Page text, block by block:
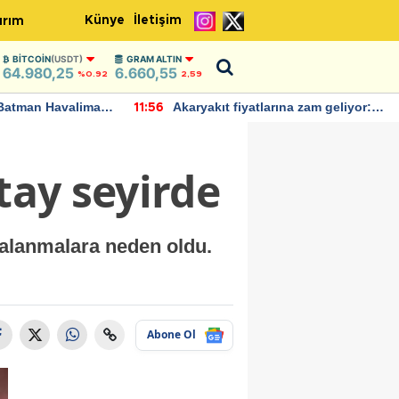
Künye İletişim
BITCOIN(USDT)
64.980,25 %0.92
GRAM ALTIN
6.660,55 2,59
Havalimanı
11:56
Akaryakıt fiyatlarına zam geliyor:
seyirde
neden oldu.
Abone Ol